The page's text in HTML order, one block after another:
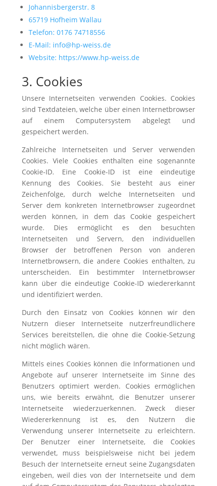
Johannisbergerstr. 8
65719 Hofheim Wallau
Telefon: 0176 74718556
E-Mail: info@hp-weiss.de
Website: https://www.hp-weiss.de
3. Cookies
Unsere Internetseiten verwenden Cookies. Cookies
sind Textdateien, welche über einen Internetbrowser
auf einem Computersystem abgelegt und
gespeichert werden.
Zahlreiche Internetseiten und Server verwenden
Cookies. Viele Cookies enthalten eine sogenannte
Cookie-ID. Eine Cookie-ID ist eine eindeutige
Kennung des Cookies. Sie besteht aus einer
Zeichenfolge, durch welche Internetseiten und
Server dem konkreten Internetbrowser zugeordnet
werden können, in dem das Cookie gespeichert
wurde. Dies ermöglicht es den besuchten
Internetseiten und Servern, den individuellen
Browser der betroffenen Person von anderen
Internetbrowsern, die andere Cookies enthalten, zu
unterscheiden. Ein bestimmter Internetbrowser
kann über die eindeutige Cookie-ID wiedererkannt
und identifiziert werden.
Durch den Einsatz von Cookies können wir den
Nutzern dieser Internetseite nutzerfreundlichere
Services bereitstellen, die ohne die Cookie-Setzung
nicht möglich wären.
Mittels eines Cookies können die Informationen und
Angebote auf unserer Internetseite im Sinne des
Benutzers optimiert werden. Cookies ermöglichen
uns, wie bereits erwähnt, die Benutzer unserer
Internetseite wiederzuerkennen. Zweck dieser
Wiedererkennung ist es, den Nutzern die
Verwendung unserer Internetseite zu erleichtern.
Der Benutzer einer Internetseite, die Cookies
verwendet, muss beispielsweise nicht bei jedem
Besuch der Internetseite erneut seine Zugangsdaten
eingeben, weil dies von der Internetseite und dem